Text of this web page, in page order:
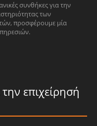
συνθήκες για την
των
προσφέρουμε μία
επιχείρησή